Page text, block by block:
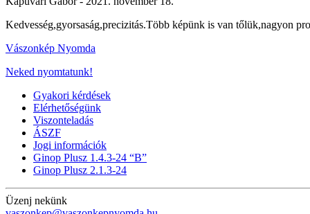
Kedvesség,gyorsaság,precizitás.Több képünk is van tőlük,nagyon
Vászonkép Nyomda
Neked nyomtatunk!
Gyakori kérdések
Elérhetőségünk
Viszonteladás
ÁSZF
Jogi információk
Ginop Plusz 1.4.3-24 “B”
Ginop Plusz 2.1.3-24
Üzenj nekünk